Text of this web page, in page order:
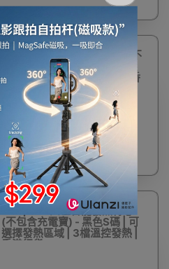
SuperV 四區智能發熱背心 (不
包含充電寶) - 黑色M碼 | 可選
擇發熱區域 | 3檔溫控發熱 | 香
港行貨
$238 $268
SuperV 四區智能發熱背心
(不包含充電寶) - 黑色S碼 | 可
選擇發熱區域 | 3檔溫控發熱 |
香港行貨